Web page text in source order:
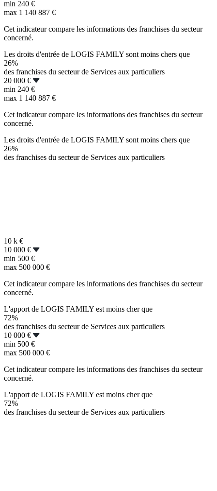
min 240 €
max 1 140 887 €
Cet indicateur compare les informations des franchises du secteur
concerné.
Les droits d'entrée de LOGIS FAMILY sont moins chers que
26%
des franchises du secteur de Services aux particuliers
20 000 €
min 240 €
max 1 140 887 €
Cet indicateur compare les informations des franchises du secteur
concerné.
Les droits d'entrée de LOGIS FAMILY sont moins chers que
26%
des franchises du secteur de Services aux particuliers
10 k €
10 000 €
min 500 €
max 500 000 €
Cet indicateur compare les informations des franchises du secteur
concerné.
L'apport de LOGIS FAMILY est moins cher que
72%
des franchises du secteur de Services aux particuliers
10 000 €
min 500 €
max 500 000 €
Cet indicateur compare les informations des franchises du secteur
concerné.
L'apport de LOGIS FAMILY est moins cher que
72%
des franchises du secteur de Services aux particuliers